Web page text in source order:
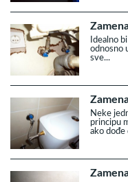
Idealno
odnosno
sve...
Neke
principu
ako dođe